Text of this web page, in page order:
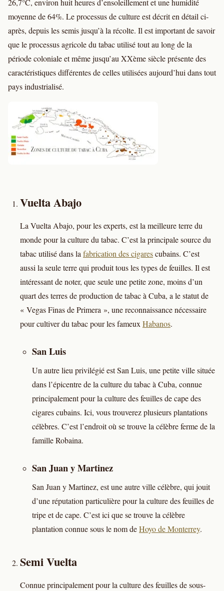
26,7°C, environ huit heures d’ensoleillement et une humidité
moyenne de 64%. Le processus de culture est décrit en détail ci-
après, depuis les semis jusqu’à la récolte. Il est important de savoir
que le processus agricole du tabac utilisé tout au long de la
période coloniale et même jusqu’au XXème siècle présente des
caractéristiques différentes de celles utilisées aujourd’hui dans tout
pays industrialisé.
Vuelta Abajo
La Vuelta Abajo, pour les experts, est la meilleure terre du
monde pour la culture du tabac. C’est la principale source du
tabac utilisé dans lafabrication des cigarescubains. C’est
aussi la seule terre qui produit tous les types de feuilles. Il est
intéressant de noter, que seule une petite zone, moins d’un
quart des terres de production de tabac à Cuba, a le statut de
« Vegas Finas de Primera », une reconnaissance nécessaire
pour cultiver du tabac pour les fameuxHabanos.
San Luis
Un autre lieu privilégié est San Luis, une petite ville située
dans l’épicentre de la culture du tabac à Cuba, connue
principalement pour la culture des feuilles de cape des
cigares cubains. Ici, vous trouverez plusieurs plantations
célèbres. C’est l’endroit où se trouve la célèbre ferme de la
famille Robaina.
San Juan y Martinez
San Juan y Martinez, est une autre ville célèbre, qui jouit
d’une réputation particulière pour la culture des feuilles de
tripe et de cape. C’est ici que se trouve la célèbre
plantation connue sous le nom deHoyo de Monterrey.
Semi Vuelta
Connue principalement pour la culture des feuilles de sous-